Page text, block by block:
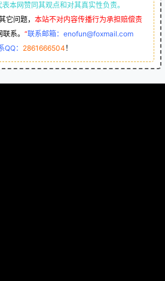
表本网赞同其观点和对其真实性负责。
它问题， 本站不对内容传播行为承担赔偿责
系。 “联系邮箱：enofun@foxmail.com
QQ： 2861666504 ！